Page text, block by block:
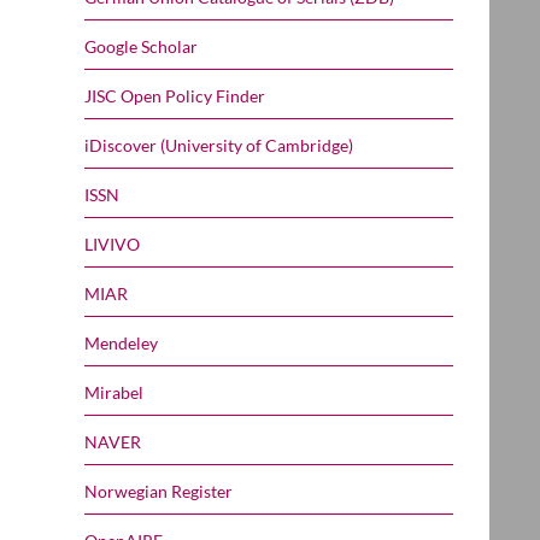
Google Scholar
JISC Open Policy Finder
iDiscover (University of Cambridge)
ISSN
LIVIVO
MIAR
Mendeley
Mirabel
NAVER
Norwegian Register